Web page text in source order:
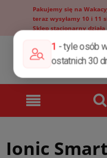
Pakujemy się na
teraz wysyłamy 10 i 11
Sklep stacjonarny
Ionic